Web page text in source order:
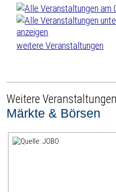
weitere Veranstaltungen
Weitere
Märkte & Börsen